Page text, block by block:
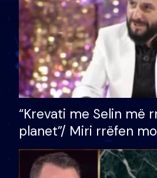
“Krevati me Selin më
planet”/ Miri rrëfen
bukura në shtëpinë e
mungojë zilja e